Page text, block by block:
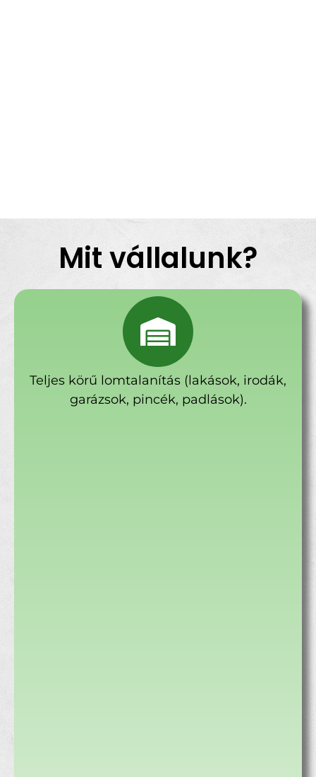
Mit vállalunk?
Teljes körű lomtalanítás (lakások, irodák,
garázsok, pincék, padlások).